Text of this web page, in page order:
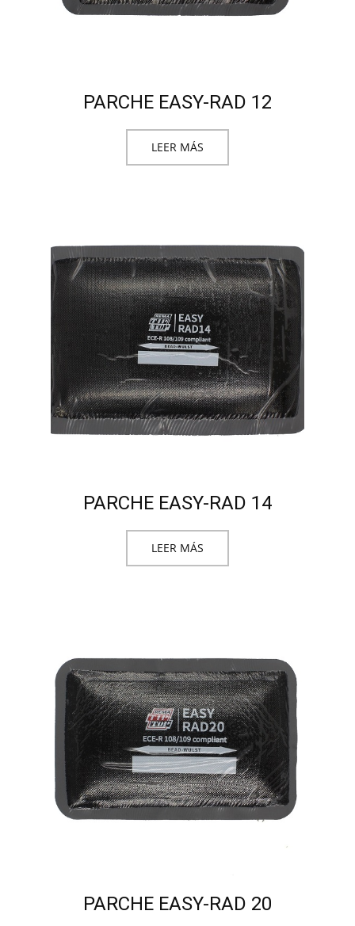
PARCHE EASY-RAD 12
LEER MÁS
PARCHE EASY-RAD 14
LEER MÁS
PARCHE EASY-RAD 20